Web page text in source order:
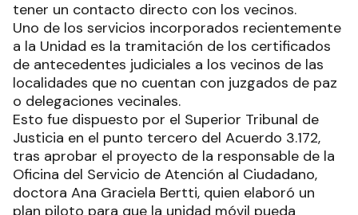
tener un contacto directo con los vecinos.
Uno de los servicios incorporados recientemente
a la Unidad es la tramitación de los certificados
de antecedentes judiciales a los vecinos de las
localidades que no cuentan con juzgados de paz
o delegaciones vecinales.
Esto fue dispuesto por el Superior Tribunal de
Justicia en el punto tercero del Acuerdo 3.172,
tras aprobar el proyecto de la responsable de la
Oficina del Servicio de Atención al Ciudadano,
doctora Ana Graciela Bertti, quien elaboró un
plan piloto para que la unidad móvil pueda